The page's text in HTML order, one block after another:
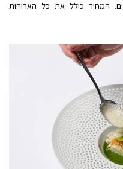
לים. המחיר כולל את כל הארוחות